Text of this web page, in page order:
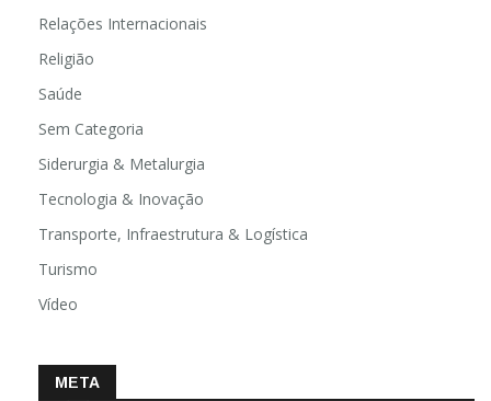
Relações Internacionais
Religião
Saúde
Sem Categoria
Siderurgia & Metalurgia
Tecnologia & Inovação
Transporte, Infraestrutura & Logística
Turismo
Vídeo
META